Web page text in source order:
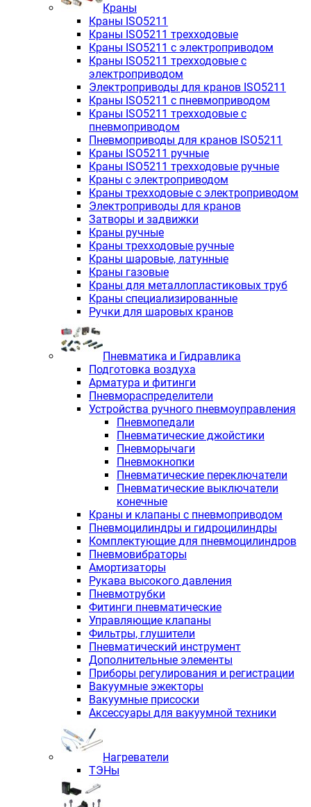
Краны
Краны ISO5211
Краны ISO5211 трехходовые
Краны ISO5211 с электроприводом
Краны ISO5211 трехходовые с
электроприводом
Электроприводы для кранов ISO5211
Краны ISO5211 с пневмоприводом
Краны ISO5211 трехходовые с
пневмоприводом
Пневмоприводы для кранов ISO5211
Краны ISO5211 ручные
Краны ISO5211 трехходовые ручные
Краны с электроприводом
Краны трехходовые с электроприводом
Электроприводы для кранов
Затворы и задвижки
Краны ручные
Краны трехходовые ручные
Краны шаровые, латунные
Краны газовые
Краны для металлопластиковых труб
Краны специализированные
Ручки для шаровых кранов
Пневматика и Гидравлика
Подготовка воздуха
Арматура и фитинги
Пневмораспределители
Устройства ручного пневмоуправления
Пневмопедали
Пневматические джойстики
Пневморычаги
Пневмокнопки
Пневматические переключатели
Пневматические выключатели
конечные
Краны и клапаны с пневмоприводом
Пневмоцилиндры и гидроцилиндры
Комплектующие для пневмоцилиндров
Пневмовибраторы
Амортизаторы
Рукава высокого давления
Пневмотрубки
Фитинги пневматические
Управляющие клапаны
Фильтры, глушители
Пневматический инструмент
Дополнительные элементы
Приборы регулирования и регистрации
Вакуумные эжекторы
Вакуумные присоски
Аксессуары для вакуумной техники
Нагреватели
ТЭНы